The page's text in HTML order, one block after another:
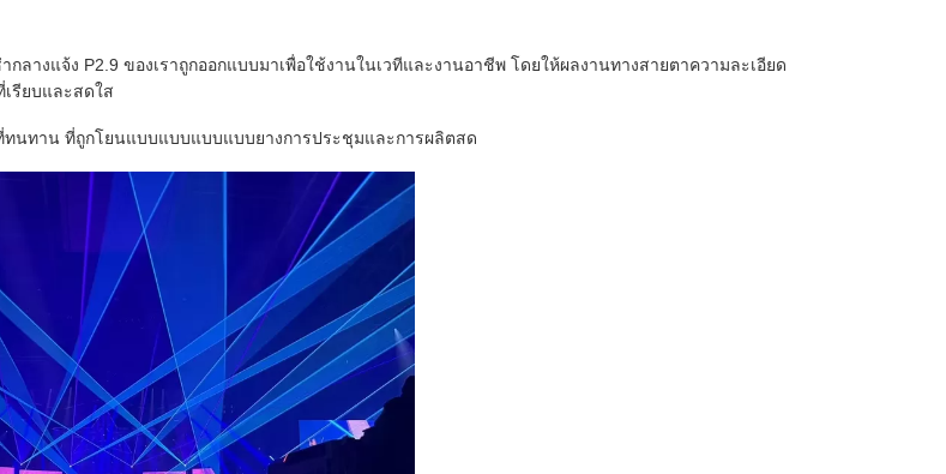
กลางแจ้ง P2.9 ของเราถูกออกแบบมาเพื่อใช้งานในเวทีและงานอาชีพ โดยให้ผลงานทางสายตาความละเอียด
รียบและสดใส
ทนทาน ที่ถูกโยนแบบแบบแบบแบบยางการประชุมและการผลิตสด